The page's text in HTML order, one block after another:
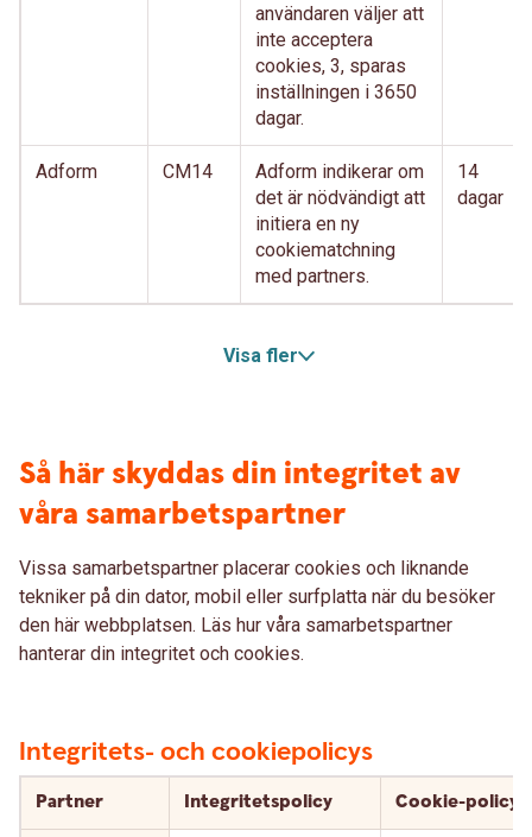
användaren väljer att
inte acceptera
cookies, 3, sparas
inställningen i 3650
dagar.
Adform CM14
Adform indikerar om
det är nödvändigt att
initiera en ny
cookiematchning
med partners.
14
dagar
Visa fler
Så här skyddas din integritet av
våra samarbetspartner
Vissa samarbetspartner placerar cookies och liknande
tekniker på din dator, mobil eller surfplatta när du besöker
den här webbplatsen. Läs hur våra samarbetspartner
hanterar din integritet och cookies.
Integritets- och cookiepolicys
Partner Integritetspolicy Cookie-policy